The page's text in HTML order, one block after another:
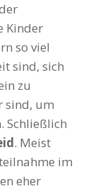
Kinder
so viel
sind, sich
zu
sind, um
Schließlich
. Meist
im
eher